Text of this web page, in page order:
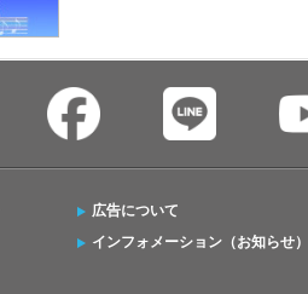
広告について
インフォメーション（お知らせ）